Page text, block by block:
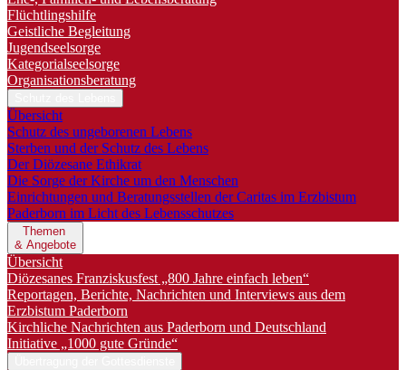
Flüchtlingshilfe
Geistliche Begleitung
Jugendseelsorge
Kategorialseelsorge
Organisationsberatung
Übersicht
Schutz des ungeborenen Lebens
Sterben und der Schutz des Lebens
Der Diözesane Ethikrat
Die Sorge der Kirche um den Menschen
Einrichtungen und Beratungsstellen der Caritas im Erzbistum
Paderborn im Licht des Lebensschutzes
Themen
& Angebote
Übersicht
Diözesanes Franziskusfest „800 Jahre einfach leben“
Reportagen, Berichte, Nachrichten und Interviews aus dem
Erzbistum Paderborn
Kirchliche Nachrichten aus Paderborn und Deutschland
Initiative „1000 gute Gründe“